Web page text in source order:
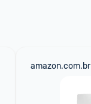
amazon.com.br